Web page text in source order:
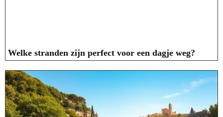
Welke stranden zijn perfect voor een dagje weg?